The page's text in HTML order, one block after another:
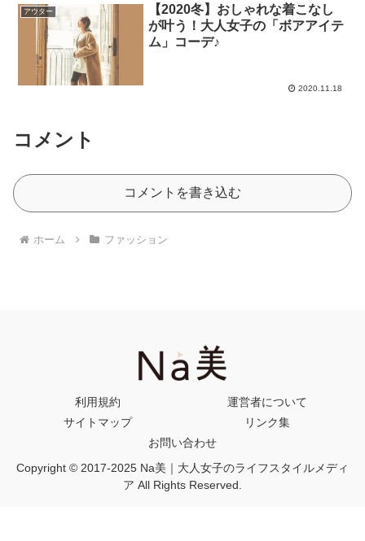
アウター
【2020冬】おしゃれな着こなし
が叶う！大人女子の「ボアアイテ
ム」コーデ♪
2020.11.18
コメント
コメントを書き込む
ホーム ファッション
利用規約
運営者について
サイトマップ
リンク集
お問い合わせ
Copyright © 2017-2025 Na美｜大人女子のライフスタイルメディ
ア All Rights Reserved.